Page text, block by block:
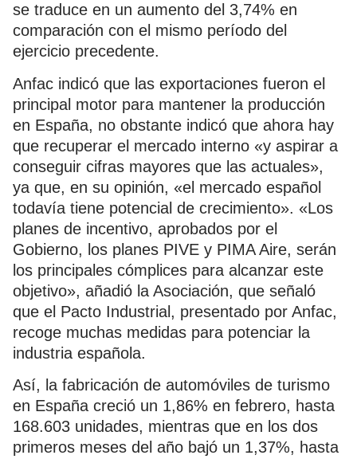
se traduce en un aumento del 3,74% en
comparación con el mismo período del
ejercicio precedente.
Anfac indicó que las exportaciones fueron el
principal motor para mantener la producción
en España, no obstante indicó que ahora hay
que recuperar el mercado interno «y aspirar a
conseguir cifras mayores que las actuales»,
ya que, en su opinión, «el mercado español
todavía tiene potencial de crecimiento». «Los
planes de incentivo, aprobados por el
Gobierno, los planes PIVE y PIMA Aire, serán
los principales cómplices para alcanzar este
objetivo», añadió la Asociación, que señaló
que el Pacto Industrial, presentado por Anfac,
recoge muchas medidas para potenciar la
industria española.
Así, la fabricación de automóviles de turismo
en España creció un 1,86% en febrero, hasta
168.603 unidades, mientras que en los dos
primeros meses del año bajó un 1,37%, hasta